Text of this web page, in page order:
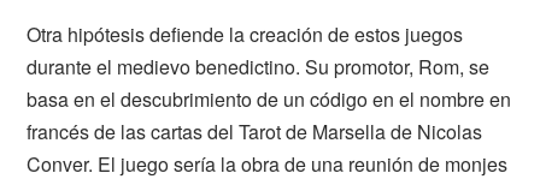
Otra hipótesis defiende la creación de estos juegos
durante el medievo benedictino. Su promotor, Rom, se
basa en el descubrimiento de un código en el nombre en
francés de las cartas del Tarot de Marsella de Nicolas
Conver. El juego sería la obra de una reunión de monjes